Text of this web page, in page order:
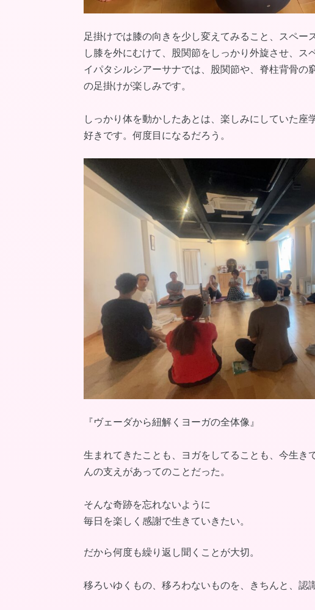
足掛けでは膝の向きを少し変えてみること、スペ
し膝を外にむけて、股関節をしっかり外旋させ、ス
イパタシルシアーサナでは、股関節や、脊柱背骨の
の足掛けが楽しみです。
しっかり体を動かしたあとは、楽しみにしていた
好きです。何度目になるだろう。
『ヴェーダから紐解くヨーガの全体像』
生まれてきたことも、ヨガをしてることも、今生き
んの支えがあってのことだった。
そんな奇跡を忘れないように
毎日を楽しく感謝で生きていきたい。
だから何度も繰り返し聞くことが大切。
移ろいゆくもの、移ろわないものを、きちんと、認